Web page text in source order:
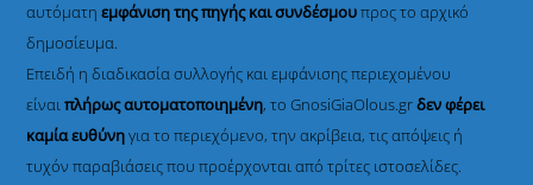
αυτόματηεμφάνιση της πηγής και συνδέσμουπρος το αρχικό
δημοσίευμα.
Επειδή η διαδικασία συλλογής και εμφάνισης περιεχομένου
είναιπλήρως αυτοματοποιημένη, το GnosiGiaOlous.grδεν φέρει
καμία ευθύνηγια το περιεχόμενο, την ακρίβεια, τις απόψεις ή
τυχόν παραβιάσεις που προέρχονται από τρίτες ιστοσελίδες.